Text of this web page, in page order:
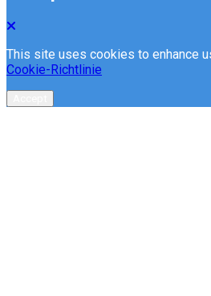
This site uses cookies to enhance
Cookie-Richtlinie